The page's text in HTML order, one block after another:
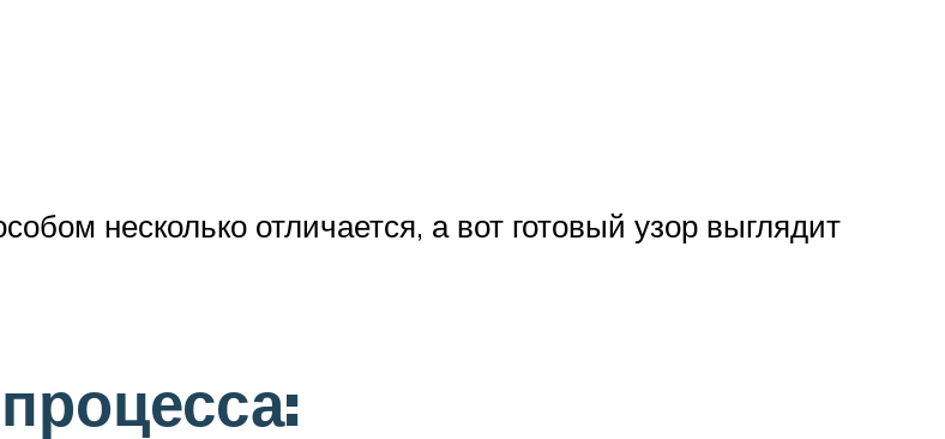
несколько отличается, а вот готовый узор выглядит